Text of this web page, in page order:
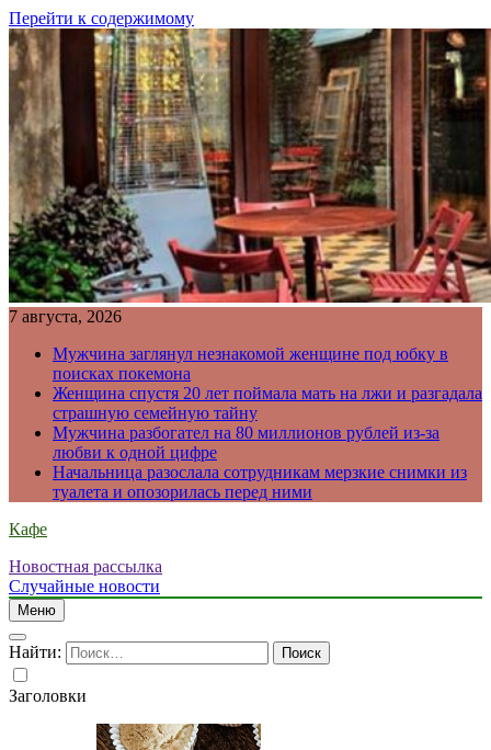
Перейти к содержимому
7 августа, 2026
Мужчина заглянул незнакомой женщине под юбку в
поисках покемона
Женщина спустя 20 лет поймала мать на лжи и разгадала
страшную семейную тайну
Мужчина разбогател на 80 миллионов рублей из-за
любви к одной цифре
Начальница разослала сотрудникам мерзкие снимки из
туалета и опозорилась перед ними
Кафе
Новостная рассылка
Случайные новости
Меню
Найти:
Заголовки